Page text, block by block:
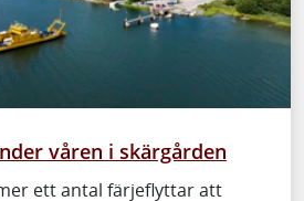
våren i skärgården
ett antal färjeflyttar att